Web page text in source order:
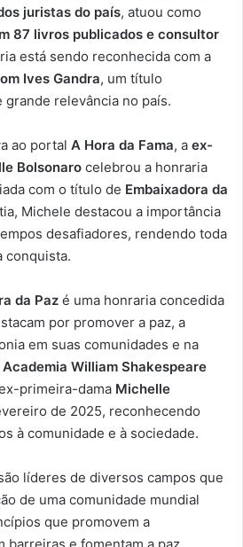
juristas do país, atuou como
87 livros publicados e consultor
está sendo reconhecida com a
Ives Gandra, um título
relevância no país.
ao portal A Hora da Fama, a ex-
Bolsonaro celebrou a honraria
com o título de Embaixadora da
Michele destacou a importância
desafiadores, rendendo toda
conquista.
da Paz é uma honraria concedida
por promover a paz, a
em suas comunidades e na
Academia William Shakespeare
primeira-dama Michelle
de 2025, reconhecendo
à comunidade e à sociedade.
líderes de diversos campos que
de uma comunidade mundial
que promovem a